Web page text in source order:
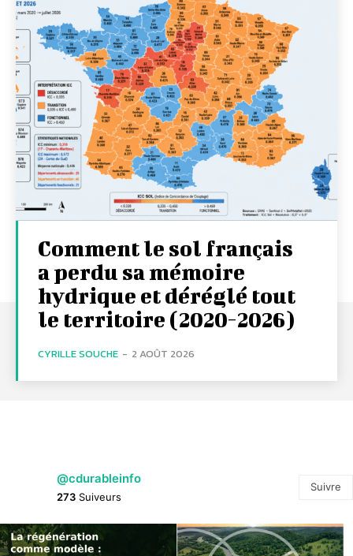
Comment le sol français
a perdu sa mémoire
hydrique et déréglé tout
le territoire (2020-2026)
CYRILLE SOUCHE - 2 AOÛT 2026
@cdurableinfo
273 Suiveurs
Suivre